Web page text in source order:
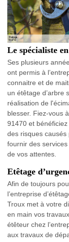
Le spécialiste
Ses plusieurs
ont permis à
connaitre et de
un étêtage d’arbre
réalisation de
blesser. Fiez-vous
91470 et
des risques causés
fournir des services
de vos attentes.
Etêtage
Afin de toujours
l’entreprise
Troux met à votre
en main vos
étêteur chez
aux travaux de